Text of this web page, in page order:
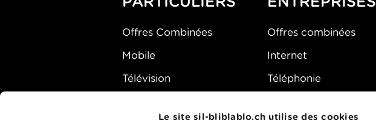
Le site sil-bliblablo.ch utilise des cookies
Offres Combinées
Mobile
Télévision
Offres combinées
Internet
Téléphonie